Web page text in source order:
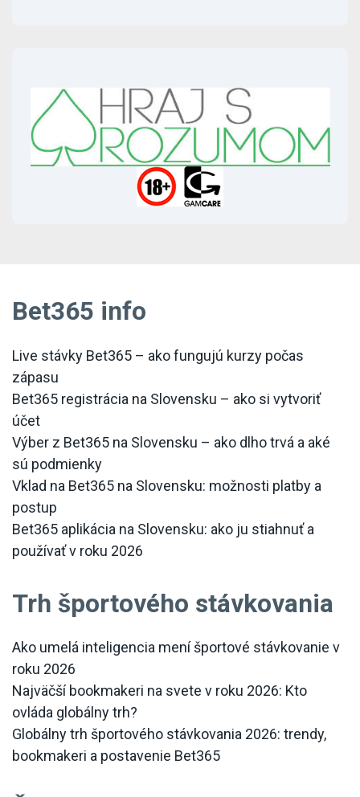
Bet365 info
Live stávky Bet365 – ako fungujú kurzy počas
zápasu
Bet365 registrácia na Slovensku – ako si vytvoriť
účet
Výber z Bet365 na Slovensku – ako dlho trvá a aké
sú podmienky
Vklad na Bet365 na Slovensku: možnosti platby a
postup
Bet365 aplikácia na Slovensku: ako ju stiahnuť a
používať v roku 2026
Trh športového stávkovania
Ako umelá inteligencia mení športové stávkovanie v
roku 2026
Najväčší bookmakeri na svete v roku 2026: Kto
ovláda globálny trh?
Globálny trh športového stávkovania 2026: trendy,
bookmakeri a postavenie Bet365